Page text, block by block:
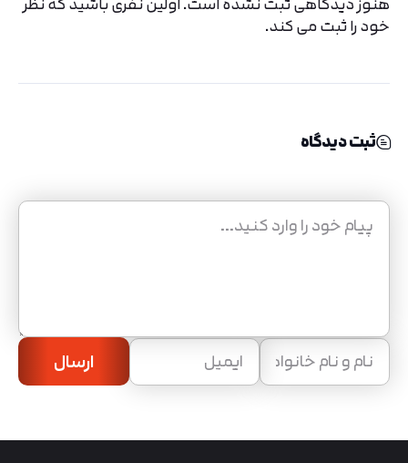
خود را ثبت می کند.
ثبت دیدگاه
ارسال